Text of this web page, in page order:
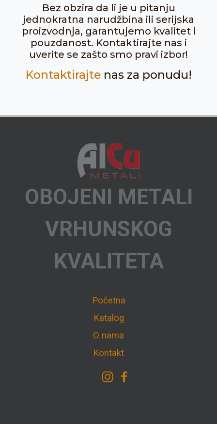
Bez obzira da li je u pitanju
jednokratna narudžbina ili serijska
proizvodnja, garantujemo kvalitet i
pouzdanost. Kontaktirajte nas i
uverite se zašto smo pravi izbor!
Kontaktirajtenas za ponudu!
OBOJENI METALI
VRHUNSKOG
KVALITETA
Početna
Katalog
O nama
Kontakt